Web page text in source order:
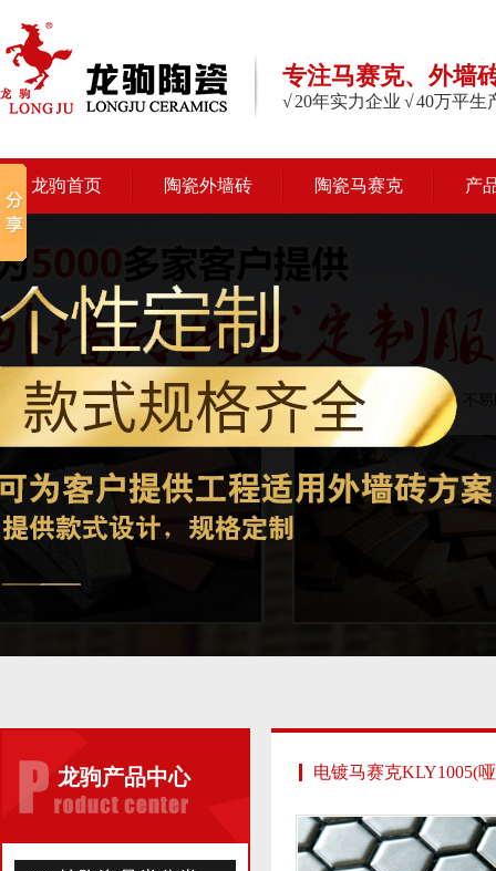
专注马赛克、外墙
√ 20年实力企业 √ 40万平
龙驹首页 陶瓷外墙砖 陶瓷马赛克 产
龙驹产品中心 电镀马赛克KLY1005(